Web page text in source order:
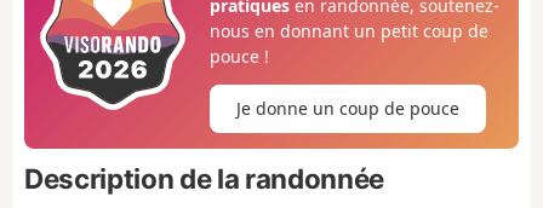
pratiquesen randonnée, soutenez-
nous en donnant un petit coup de
pouce !
Je donne un coup de pouce
Description de la randonnée